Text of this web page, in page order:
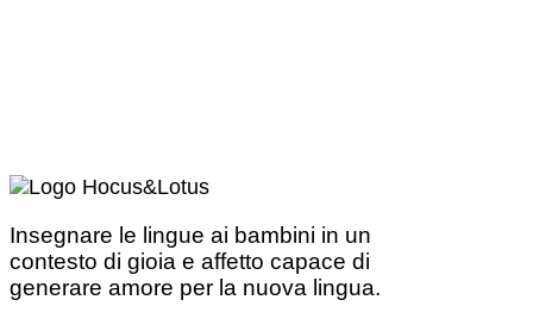
Insegnare le lingue ai bambini in un
contesto di gioia e affetto capace di
generare amore per la nuova lingua.